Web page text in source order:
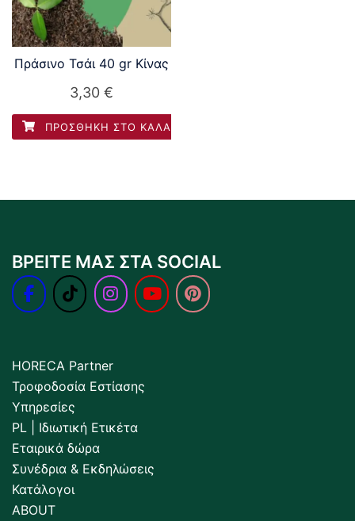
Πράσινο Τσάι 40 gr Κίνας
3,30 €
ΠΡΟΣΘΉΚΗ ΣΤΟ ΚΑΛΆΘΙ
ΒΡΕΙΤΕ ΜΑΣ ΣΤΑ SOCIAL
HORECA Partner
Τροφοδοσία Εστίασης
Υπηρεσίες
PL | Ιδιωτική Ετικέτα
Εταιρικά δώρα
Συνέδρια & Εκδηλώσεις
Κατάλογοι
ABOUT